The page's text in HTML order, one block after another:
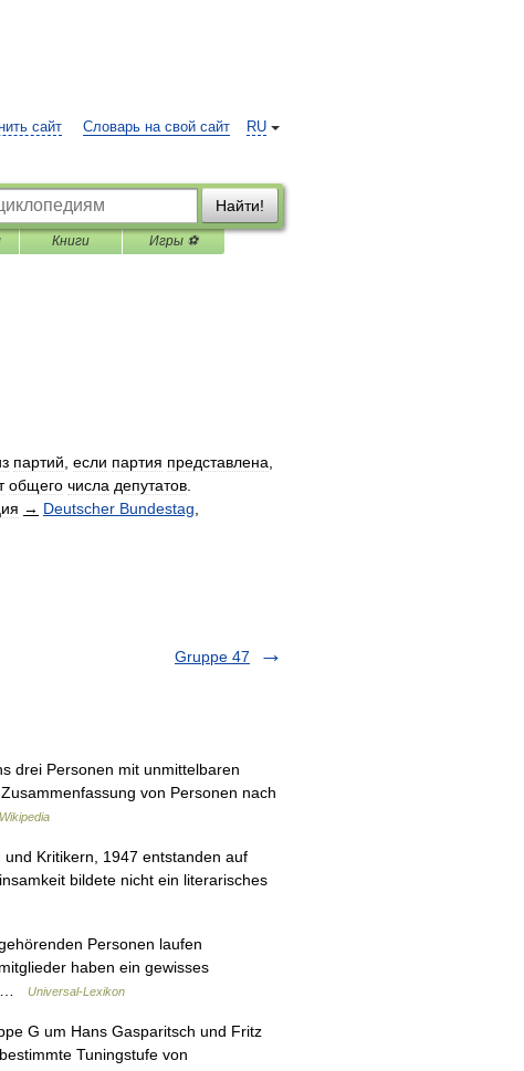
RU
сайт Словарь на свой сайт
Найти!
Книги Игры ⚽
партий если партия представлена
общего числа депутатов
→ Deutscher Bundestag
Gruppe 47
drei Personen mit unmittelbaren
von Personen nach
Kritikern, 1947 entstanden auf
bildete nicht ein literarisches
Personen laufen
haben ein gewisses
…
Universal-Lexikon
G um Hans Gasparitsch und Fritz
Tuningstufe von